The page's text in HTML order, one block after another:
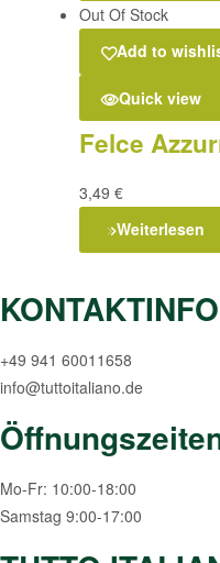
Out Of Stock
Add to
Quick view
Felce
3,49 €
Weiterlesen
+49 941 60011658
info@tuttoitaliano.de
Mo-Fr: 10:00-18:00
Samstag 9:00-17:00